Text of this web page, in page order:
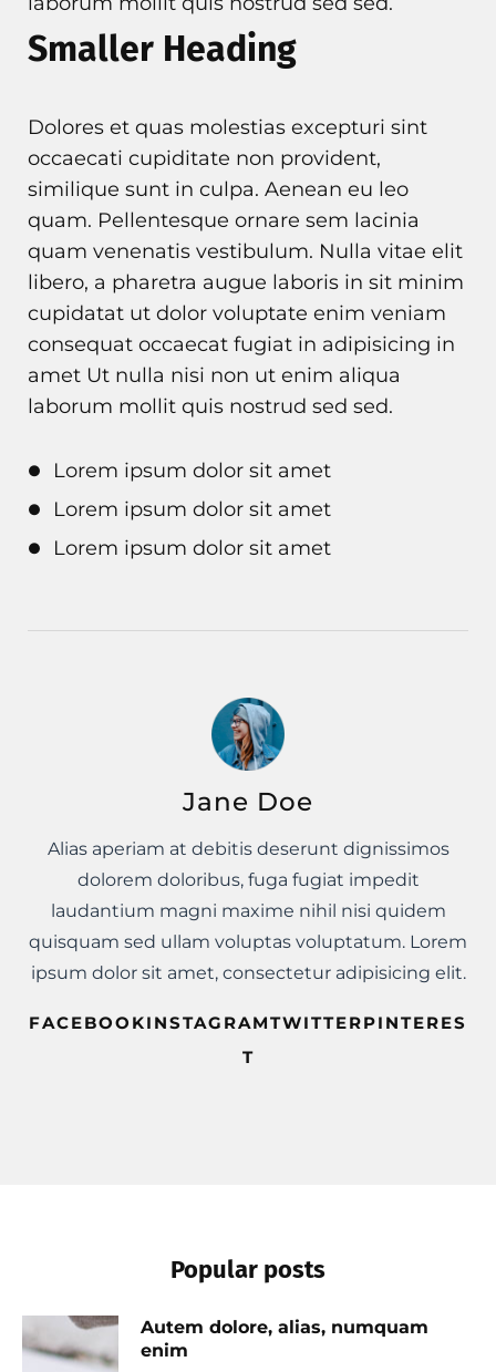
Smaller Heading
Dolores et quas molestias excepturi sint
occaecati cupiditate non provident,
similique sunt in culpa. Aenean eu leo
quam. Pellentesque ornare sem lacinia
quam venenatis vestibulum. Nulla vitae elit
libero, a pharetra augue laboris in sit minim
cupidatat ut dolor voluptate enim veniam
consequat occaecat fugiat in adipisicing in
amet Ut nulla nisi non ut enim aliqua
laborum mollit quis nostrud sed sed.
Lorem ipsum dolor sit amet
Lorem ipsum dolor sit amet
Lorem ipsum dolor sit amet
Jane Doe
Alias aperiam at debitis deserunt dignissimos
dolorem doloribus, fuga fugiat impedit
laudantium magni maxime nihil nisi quidem
quisquam sed ullam voluptas voluptatum. Lorem
ipsum dolor sit amet, consectetur adipisicing elit.
FACEBOOKINSTAGRAMTWITTERPINTERES
T
Popular posts
Autem dolore, alias, numquam
enim